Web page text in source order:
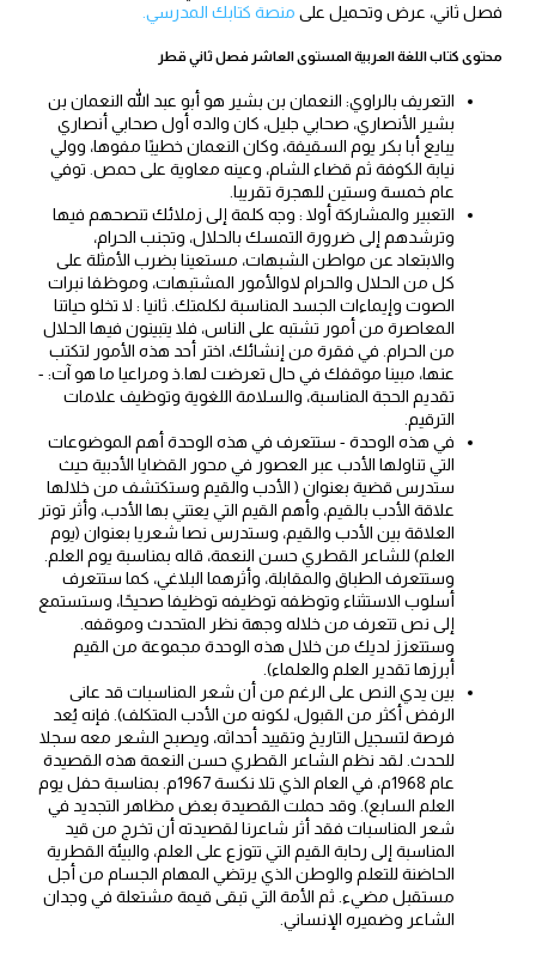
فصل ثاني، عرض وتحميل على منصة كتابك المدرسي.
محتوى كتاب اللغة العربية المستوى العاشر فصل ثاني قطر
التعريف بالراوي: النعمان بن بشير هو أبو عبد الله النعمان بن
بشير الأنصاري، صحابي جليل، كان والده أول صحابي أنصاري
يبايع أبا بكر يوم السقيفة، وكان النعمان خطيبًا مفوها، وولي
نيابة الكوفة ثم قضاء الشام، وعينه معاوية على حمص. توفي
عام خمسة وستين للهجرة تقريبا.
التعبير والمشاركة أولا : وجه كلمة إلى زملائك تنصحهم فيها
وترشدهم إلى ضرورة التمسك بالحلال، وتجنب الحرام،
والابتعاد عن مواطن الشبهات، مستعينا بضرب الأمثلة على
كل من الحلال والحرام لاوالأمور المشتبهات، وموظفا نبرات
الصوت وإيماءات الجسد المناسبة لكلمتك. ثانيا : لا تخلو حياتنا
المعاصرة من أمور تشتبه على الناس، فلا يتبينون فيها الحلال
من الحرام. في فقرة من إنشائك، اختر أحد هذه الأمور لتكتب
عنها، مبينا موقفك في حال تعرضت لها.ذ ومراعيا ما هو آت: -
تقديم الحجة المناسبة، والسلامة اللغوية وتوظيف علامات
الترقيم.
في هذه الوحدة - ستتعرف في هذه الوحدة أهم الموضوعات
التي تناولها الأدب عبر العصور في محور القضايا الأدبية حيث
ستدرس قضية بعنوان ( الأدب والقيم وستكتشف من خلالها
علاقة الأدب بالقيم، وأهم القيم التي يعتني بها الأدب، وأثر توتر
العلاقة بين الأدب والقيم، وستدرس نصا شعريا بعنوان (يوم
العلم) للشاعر القطري حسن النعمة، قاله بمناسبة يوم العلم.
وستتعرف الطباق والمقابلة، وأثرهما البلاغي، كما ستتعرف
أسلوب الاستثناء وتوظفه توظیفه توظيفا صحيحًا، وستستمع
إلى نص تتعرف من خلاله وجهة نظر المتحدث وموقفه.
وستتعزز لديك من خلال هذه الوحدة مجموعة من القيم
أبرزها تقدير العلم والعلماء).
بين يدي النص على الرغم من أن شعر المناسبات قد عانى
الرفض أكثر من القبول، لكونه من الأدب المتكلف). فإنه يُعد
فرصة لتسجيل التاريخ وتقييد أحداثه، ويصبح الشعر معه سجلا
للحدث. لقد نظم الشاعر القطري حسن النعمة هذه القصيدة
عام 1968م، في العام الذي تلا نكسة 1967م. بمناسبة حفل يوم
العلم السابع). وقد حملت القصيدة بعض مظاهر التجديد في
شعر المناسبات فقد أثر شاعرنا لقصيدته أن تخرج من قيد
المناسبة إلى رحابة القيم التي تتوزع على العلم، والبيئة القطرية
الحاضنة للتعلم والوطن الذي يرتضي المهام الجسام من أجل
مستقبل مضيء. ثم الأمة التي تبقى قيمة مشتعلة في وجدان
الشاعر وضميره الإنساني.